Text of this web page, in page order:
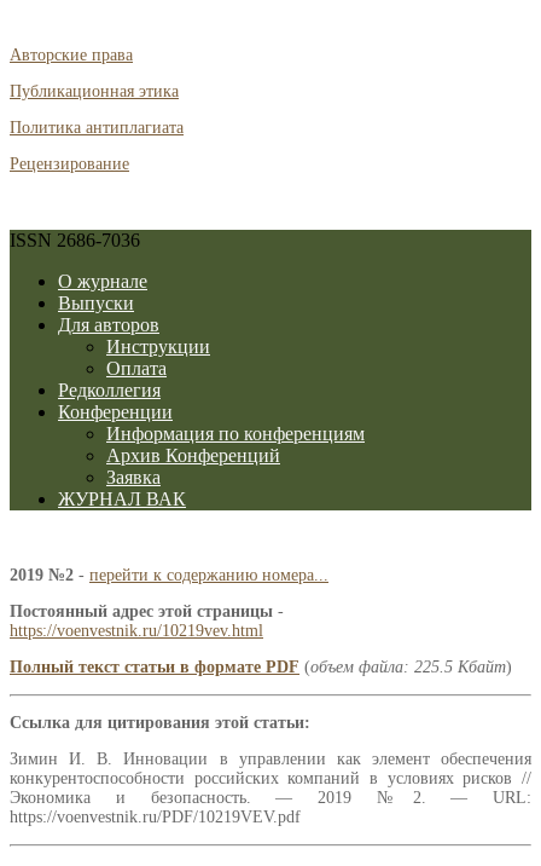
Авторские права
Публикационная этика
Политика антиплагиата
Рецензирование
ISSN 2686-7036
О журнале
Выпуски
Для авторов
Инструкции
Оплата
Редколлегия
Конференции
Информация по конференциям
Архив Конференций
Заявка
ЖУРНАЛ ВАК
2019 №2 - перейти к содержанию номера...
Постоянный адрес этой страницы -
https://voenvestnik.ru/10219vev.html
Полный текст статьи в формате PDF (объем файла: 225.5 Кбайт)
Ссылка для цитирования этой статьи:
Зимин И. В. Инновации в управлении как элемент обеспечения
конкурентоспособности российских компаний в условиях рисков //
Экономика и безопасность. — 2019 №2. — URL:
https://voenvestnik.ru/PDF/10219VEV.pdf